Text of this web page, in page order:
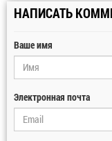
НАПИСАТЬ
Ваше имя
Электронная почта